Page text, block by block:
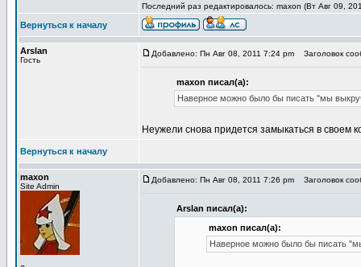
Последний раз редактировалось: maxon (Вт Авг 09,
Вернуться к началу
Arslan
Гость
Добавлено: Пн Авг 08, 2011 7:24 pm Заголовок
maxon писал(а):
Наверное можно было бы писать "мы
Неужели снова придется замыкаться в своем
Вернуться к началу
maxon
Site Admin
Добавлено: Пн Авг 08, 2011 7:26 pm Заголовок
Arslan писал(а):
maxon писал(а):
Наверное можно было бы писать